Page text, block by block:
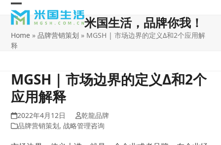
Skip
content
Open
mobile
menu
Close
mobile
menu
米国生活，品牌你我！
Home »品牌营销策划 » MGSH | 市场边界的定义Δ和2个应用解
释
MGSH | 市场边界的定义Δ和2个
应用解释
2022年4月12日
乾龍品牌
品牌营销策划,战略管理咨询